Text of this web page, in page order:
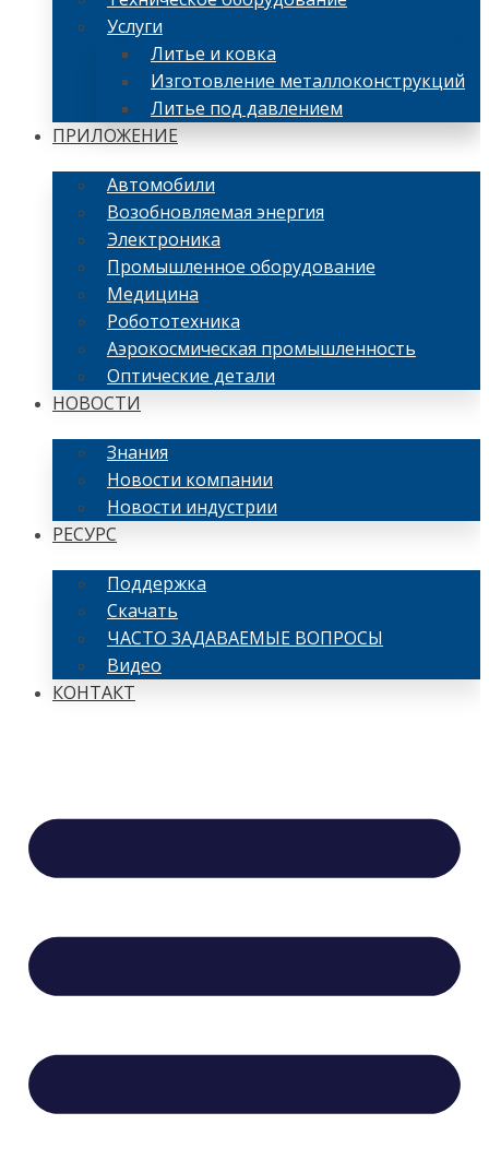
Услуги
Литье и ковка
Изготовление металлоконструкций
Литье под давлением
ПРИЛОЖЕНИЕ
Автомобили
Возобновляемая энергия
Электроника
Промышленное оборудование
Медицина
Робототехника
Аэрокосмическая промышленность
Оптические детали
НОВОСТИ
Знания
Новости компании
Новости индустрии
РЕСУРС
Поддержка
Скачать
ЧАСТО ЗАДАВАЕМЫЕ ВОПРОСЫ
Видео
КОНТАКТ